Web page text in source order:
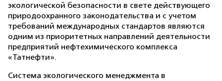
экологической безопасности в свете действующего
природоохранного законодательства и с учетом
требований международных стандартов являются
одним из приоритетных направлений деятельности
предприятий нефтехимического комплекса
«Татнефти».
Система экологического менеджмента в